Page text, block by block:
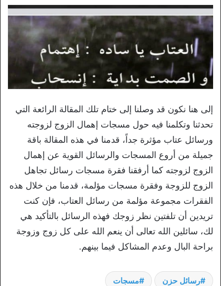
إلى هنا نكون قد وصلنا إلى ختام تلك المقالة الرائعة التي
تحدثنا وتكلمنا فيه حول مسجات إهمال الزوج لزوجته
ورسائل عتاب مؤثرة جداً، قدمنا في هذه المقالة باقة
جميلة من أروع المسجات والرسائل القوية عن إهمال
الزوج لزوجته كما أرفقنا فقرة مسجات رسائل تجاهل
الزوج للزوجة وفقرة مسجات مؤلمة، قدمنا من خلال هذه
الفقرات مجموعة مؤلمة من رسائل العتاب، فإن كنت
تريدين أن تلفتين نظر زوجك فهذه الرسائل بالتأكيد هي
لك، سائلين الله تعالى أن ينعم الله على كل زوج وزوجة
براحة البال وعدم المشاكل فيما بينهم.
رسائل حزن مسجات